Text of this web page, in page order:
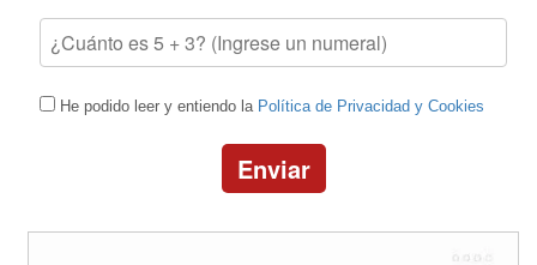
He podido leer y entiendo la Política de Privacidad y Cookies
Enviar